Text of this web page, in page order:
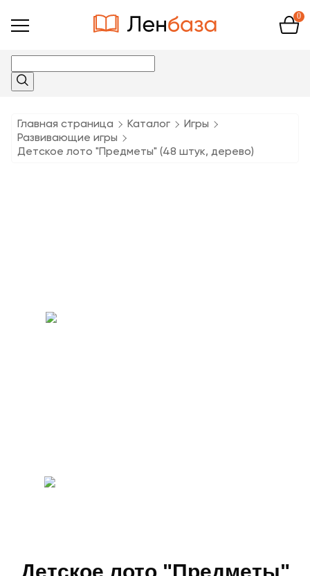
Открыть
0
Главная страница Каталог
Игры
Развивающие игры
Детское лото "Предметы" (48 штук, дерево)